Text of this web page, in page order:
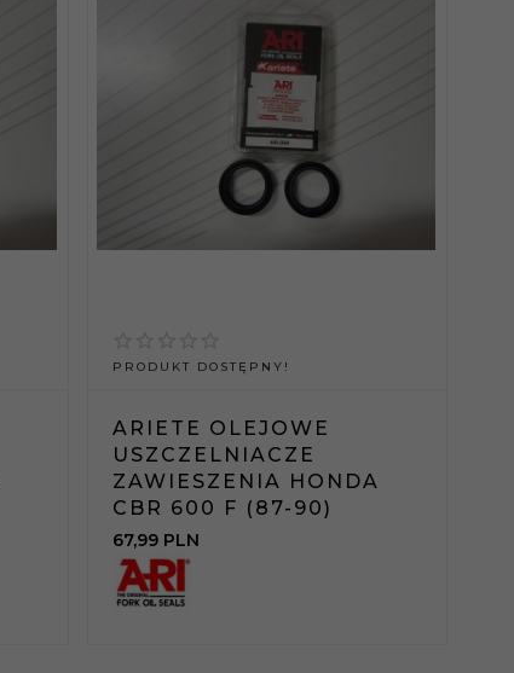
PRODUKT DOSTĘPNY!
ARIETE OLEJOWE
USZCZELNIACZE
ZAWIESZENIA HONDA
CBR 600 F (87-90)
67,99 PLN